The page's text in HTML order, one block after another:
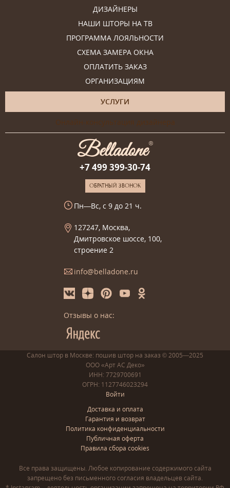
ДИЗАЙНЕРЫ
НАШИ ШТОРЫ НА ТВ
ПРОГРАММА ЛОЯЛЬНОСТИ
СХЕМА ЗАМЕРА ОКНА
ОПЛАТИТЬ ЗАКАЗ
ОРГАНИЗАЦИЯМ
УСЛУГИ
Онлайн-консультация дизайнера
+7 499 399-30-74
ОБРАТНЫЙ ЗВОНОК
Пн—Вс, с 9 до 21 ч.
127247, Москва,
Дмитровское шоссе, 100,
строение 2
info@belladone.ru
Отзывы о нас:
Салон штор в Москве: пошив штор на заказ © 2005—2025
ООО «Арт АС Деко»
ИНН: 7729700691
ОГРН: 1127746023294
Войти
Доставка и оплата
Гарантия и возврат
Политика конфиденциальности
Публичная оферта
Правила сбора cookies
Все права защищены. Любое копирование содержимого сайта
запрещено без письменного согласия владельцев сайта.